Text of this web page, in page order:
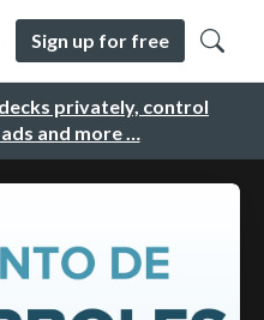
privately, control
and more …
Sign up for free